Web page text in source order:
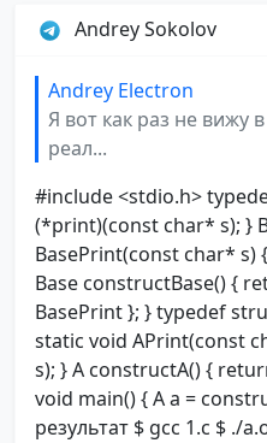
Andrey Sokolov
Andrey Electron
Я вот как раз не вижу
реал...
#include <stdio.h>
(*print)(const char* s); }
BasePrint(const char* s)
Base constructBase() {
BasePrint }; } typedef
static void APrint(const
s); } A constructA() {
void main() { A a =
результат $ gcc 1.c $ ./